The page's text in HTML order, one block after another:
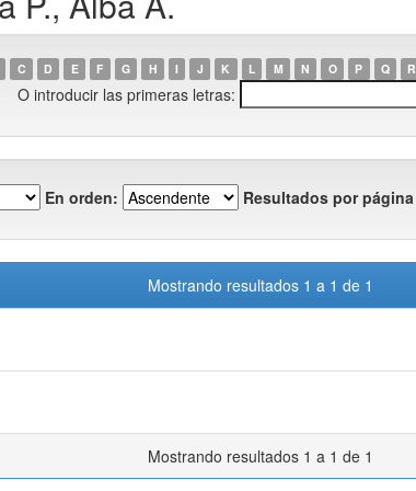
C D E F G H I J K L M N O P Q R
O introducir las primeras letras:
En orden: Resultados por página
Mostrando resultados 1 a 1 de 1
Mostrando resultados 1 a 1 de 1